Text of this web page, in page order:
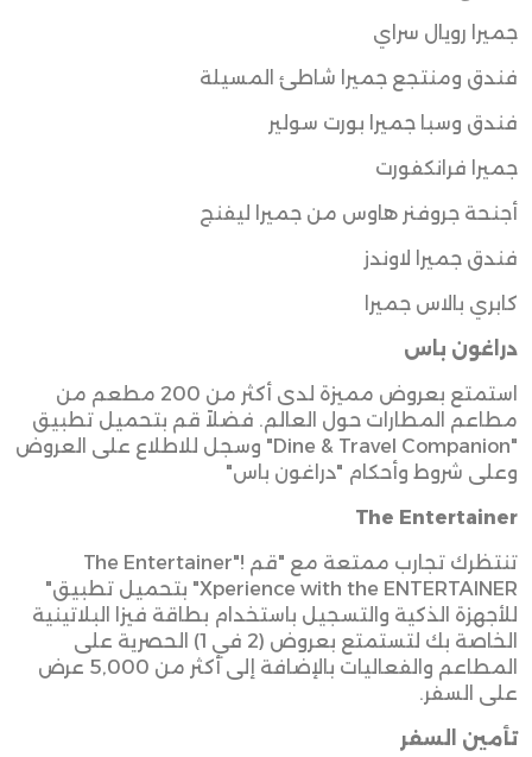
جميرا رويال سراي
فندق ومنتجع جميرا شاطئ المسيلة
فندق وسبا جميرا بورت سولير
جميرا فرانكفورت
أجنحة جروفنر هاوس من جميرا ليفنج
فندق جميرا لاوندز
كابري بالاس جميرا
دراغون باس
استمتع بعروض مميزة لدى أكثر من 200 مطعم من
مطاعم المطارات حول العالم. فضلاً قم بتحميل تطبيق
"Dine & Travel Companion"
وسجل للاطلاع على العروض
وعلى شروط وأحكام "دراغون باس"
The Entertainer
تنتظرك تجارب ممتعة مع "The Entertainer"!قم
بتحميل تطبيق "Xperience with the ENTERTAINER"
للأجهزة الذكية والتسجيل باستخدام بطاقة فيزا البلاتينية
الخاصة بك لتستمتع بعروض (2 في 1) الحصرية على
المطاعم والفعاليات بالإضافة إلى أكثر من 5,000 عرض
على السفر.
تأمين السفر